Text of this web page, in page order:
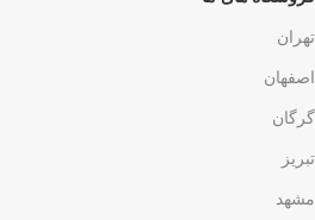
تهران
اصفهان
گرگان
تبریز
مشهد